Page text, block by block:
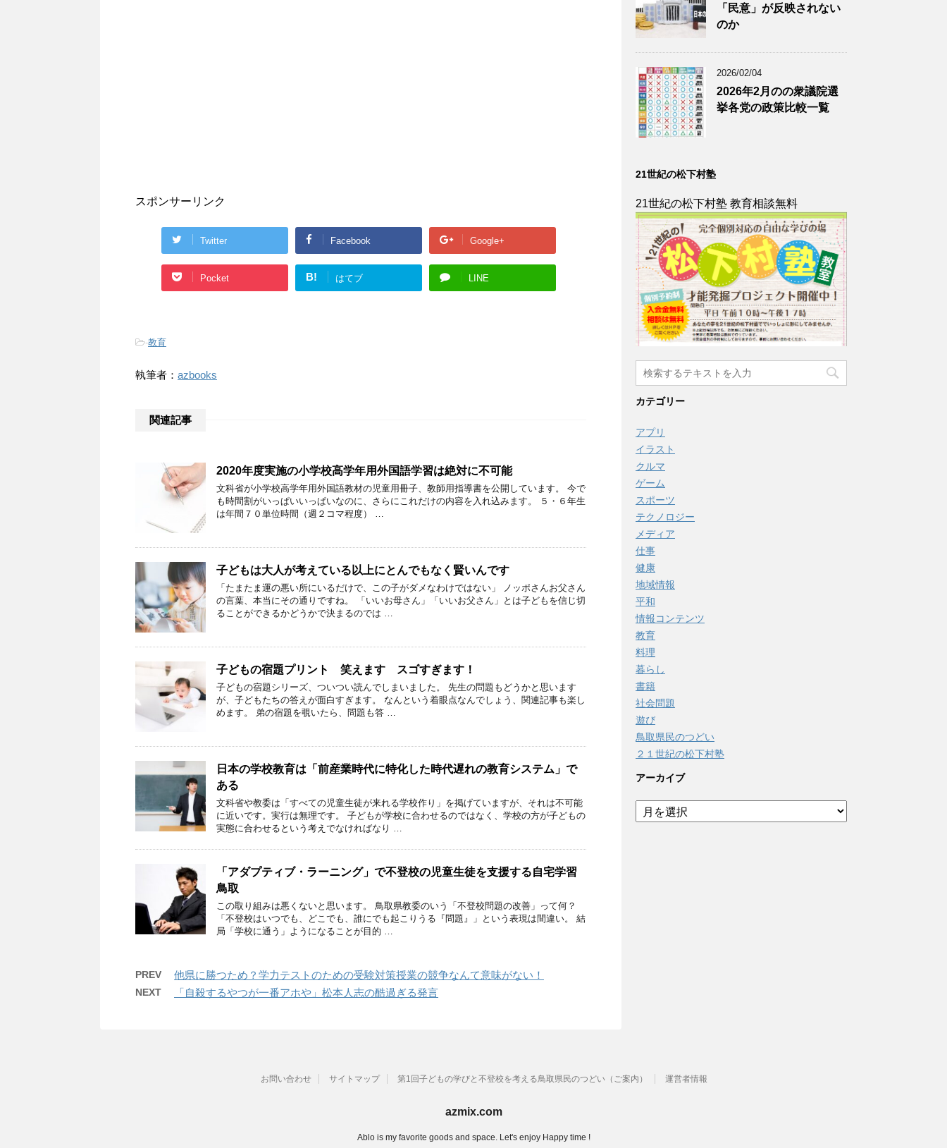
スポンサーリンク
Twitter Facebook Google+
Pocket B! はてブ LINE
-教育
執筆者： azbooks
関連記事
2020年度実施の小学校高学年用外国語学習は絶対に不可能
文科省が小学校高学年用外国語教材の児童用冊子、教師用指導書を公開しています。 今で
も時間割がいっぱいいっぱいなのに、さらにこれだけの内容を入れ込みます。 ５・６年生
は年間７０単位時間（週２コマ程度） …
子どもは大人が考えている以上にとんでもなく賢いんです
「たまたま運の悪い所にいるだけで、この子がダメなわけではない」 ノッポさんお父さん
の言葉、本当にその通りですね。 「いいお母さん」「いいお父さん」とは子どもを信じ切
ることができるかどうかで決まるのでは …
子どもの宿題プリント 笑えます スゴすぎます！
子どもの宿題シリーズ、ついつい読んでしまいました。 先生の問題もどうかと思います
が、子どもたちの答えが面白すぎます。 なんという着眼点なんでしょう、関連記事も楽し
めます。 弟の宿題を覗いたら、問題も答 …
日本の学校教育は「前産業時代に特化した時代遅れの教育システム」で
ある
文科省や教委は「すべての児童生徒が来れる学校作り」を掲げていますが、それは不可能
に近いです。実行は無理です。 子どもが学校に合わせるのではなく、学校の方が子どもの
実態に合わせるという考えでなければなり …
「アダプティブ・ラーニング」で不登校の児童生徒を支援する自宅学習
鳥取
この取り組みは悪くないと思います。 鳥取県教委のいう「不登校問題の改善」って何？
「不登校はいつでも、どこでも、誰にでも起こりうる『問題』」という表現は間違い。 結
局「学校に通う」ようになることが目的 …
PREV 他県に勝つため？学力テストのための受験対策授業の競争なんて意味がない！
NEXT 「自殺するやつが一番アホや」松本人志の酷過ぎる発言
「民意」が反映されない
のか
2026/02/04
2026年2月のの衆議院選
挙各党の政策比較一覧
21世紀の松下村塾
21世紀の松下村塾 教育相談無料
カテゴリー
アプリ
イラスト
クルマ
ゲーム
スポーツ
テクノロジー
メディア
仕事
健康
地域情報
平和
情報コンテンツ
教育
料理
暮らし
書籍
社会問題
遊び
鳥取県民のつどい
２１世紀の松下村塾
アーカイブ
ア
ー
お問い合わせ サイトマップ 第1回子どもの学びと不登校を考える鳥取県民のつどい（ご案内） 運営者情報
azmix.com
Ablo is my favorite goods and space. Let's enjoy Happy time !